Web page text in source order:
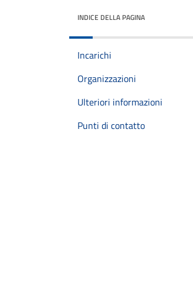
INDICE DELLA PAGINA
Incarichi
Organizzazioni
Ulteriori informazioni
Punti di contatto